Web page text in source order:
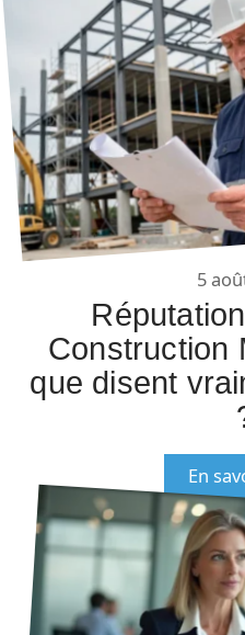
5
Construction
que disent
En